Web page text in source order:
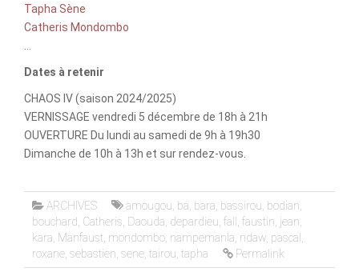
Tapha Sène
Catheris Mondombo
Dates à retenir
CHAOS IV (saison 2024/2025)
VERNISSAGE vendredi 5 décembre de 18h à 21h
OUVERTURE Du lundi au samedi de 9h à 19h30
Dimanche de 10h à 13h et sur rendez-vous.
ARCHIVES amougou ba bara bassirou bodian
bouchard Catheris Daouda depardieu fall faustin jean
kara Manfaust mondombo nampemanla ndaw pascal
roxane sebastien sene tairou tapha Permalink